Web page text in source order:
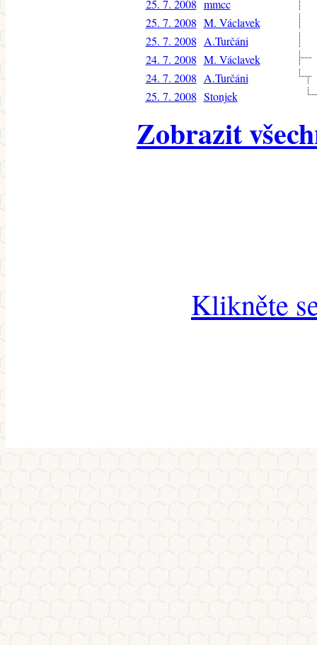
25. 7. 2008 mmcc
25. 7. 2008 M. Václavek
25. 7. 2008 A.Turčáni
24. 7. 2008 M. Václavek
24. 7. 2008 A.Turčáni
25. 7. 2008 Stonjek
Zobrazit
Klikněte